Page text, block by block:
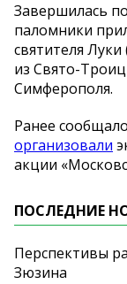
Завершилась
паломники
святителя
из Свято-
Симферополя.
Ранее
организовали
акции
ПОСЛЕДНИЕ
Перспективы
Зюзина